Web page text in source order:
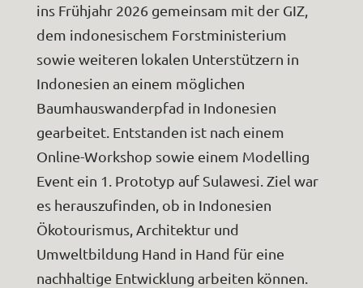
ins Frühjahr 2026 gemeinsam mit der GIZ,
dem indonesischem Forstministerium
sowie weiteren lokalen Unterstützern in
Indonesien an einem möglichen
Baumhauswanderpfad in Indonesien
gearbeitet. Entstanden ist nach einem
Online-Workshop sowie einem Modelling
Event ein 1. Prototyp auf Sulawesi. Ziel war
es herauszufinden, ob in Indonesien
Ökotourismus, Architektur und
Umweltbildung Hand in Hand für eine
nachhaltige Entwicklung arbeiten können.